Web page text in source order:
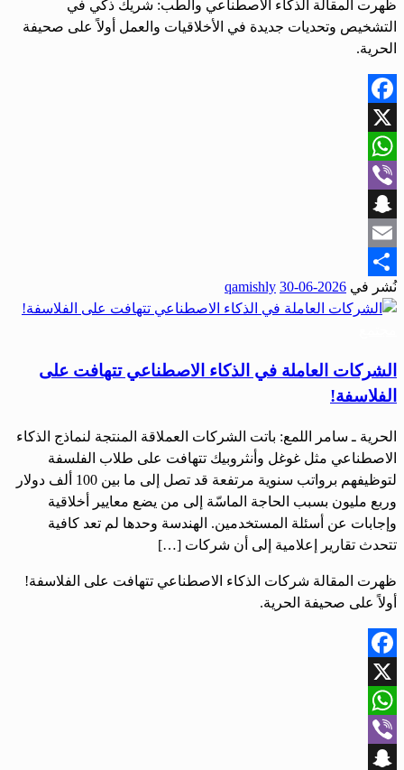
ظهرت المقالة الذكاء الاصطناعي والطب: شريك ذكي في
التشخيص وتحديات جديدة في الأخلاقيات والعمل أولاً على صحيفة
الحرية.
Facebook
X
WhatsApp
Viber
Snapchat
Email
Share
نُشر في 2026-06-30
qamishly
الشركات العاملة في الذكاء الاصطناعي تتهافت على
الفلاسفة!
الحرية ـ سامر اللمع: باتت الشركات العملاقة المنتجة لنماذج الذكاء
الاصطناعي مثل غوغل وأنثروبيك تتهافت على طلاب الفلسفة
لتوظيفهم برواتب سنوية مرتفعة قد تصل إلى ما بين 100 ألف دولار
وربع مليون بسبب الحاجة الماسّة إلى من يضع معايير أخلاقية
وإجابات عن أسئلة المستخدمين. الهندسة وحدها لم تعد كافية
تتحدث تقارير إعلامية إلى أن شركات […]
ظهرت المقالة شركات الذكاء الاصطناعي تتهافت على الفلاسفة!
أولاً على صحيفة الحرية.
Facebook
X
WhatsApp
Viber